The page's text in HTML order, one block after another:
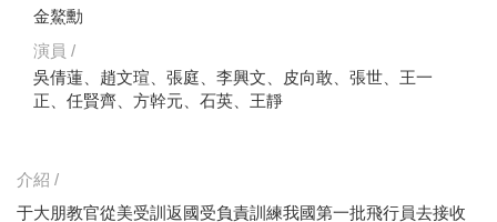
金鰲勳
演員 /
吳倩蓮、趙文瑄、張庭、李興文、皮向敢、張世、王一
正、任賢齊、方幹元、石英、王靜
介紹 /
于大朋教官從美受訓返國受負責訓練我國第一批飛行員去接收